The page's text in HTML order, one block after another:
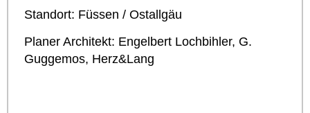
Standort: Füssen / Ostallgäu
Planer Architekt: Engelbert Lochbihler, G.
Guggemos, Herz&Lang